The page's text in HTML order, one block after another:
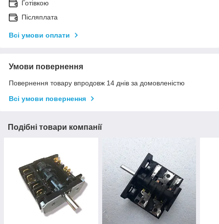
Готівкою
Післяплата
Всі умови оплати
Умови повернення
Повернення товару впродовж 14 днів за домовленістю
Всі умови повернення
Подібні товари компанії